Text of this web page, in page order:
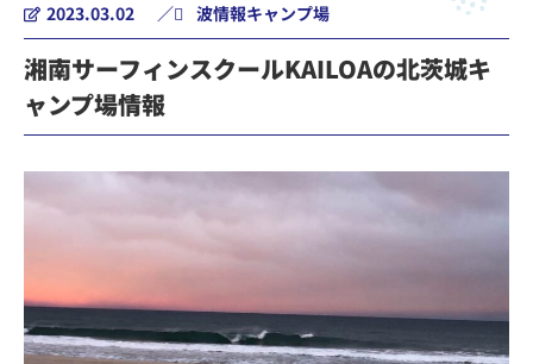
2023.03.02 ／ 波情報キャンプ場
湘南サーフィンスクールKAILOAの北茨城キ
ャンプ場情報